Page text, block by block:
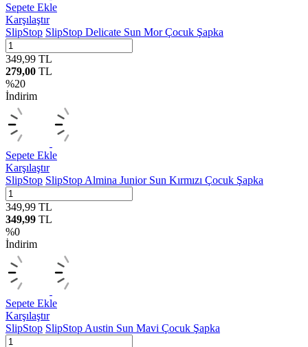
Sepete Ekle
Karşılaştır
SlipStop SlipStop Delicate Sun Mor Çocuk Şapka
349,99 TL
279,00 TL
%20
İndirim
Sepete Ekle
Karşılaştır
SlipStop SlipStop Almina Junior Sun Kırmızı Çocuk Şapka
349,99 TL
349,99 TL
%0
İndirim
Sepete Ekle
Karşılaştır
SlipStop SlipStop Austin Sun Mavi Çocuk Şapka